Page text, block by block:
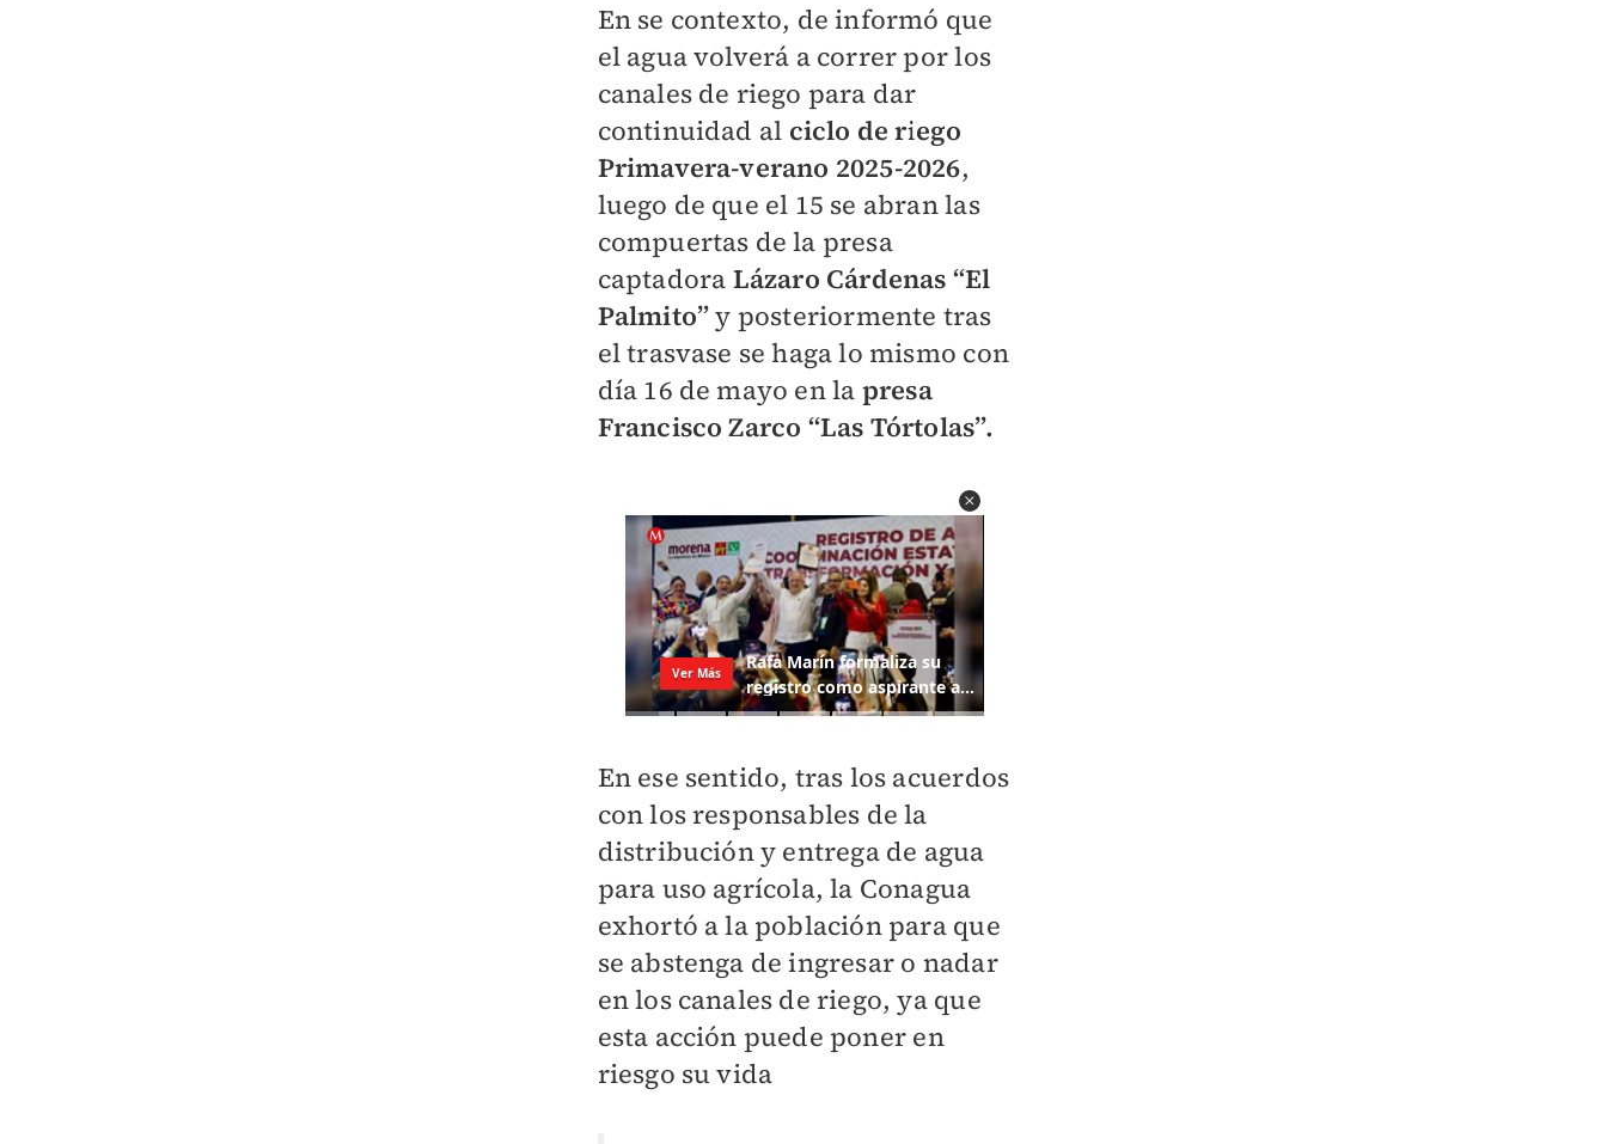
En se contexto, de informó que
el agua volverá a correr por los
canales de riego para dar
continuidad al ciclo de riego
Primavera-verano 2025-2026,
luego de que el 15 se abran las
compuertas de la presa
captadora Lázaro Cárdenas “El
Palmito”y posteriormente tras
el trasvase se haga lo mismo con
día 16 de mayo en la presa
Francisco Zarco “Las Tórtolas”.
En ese sentido, tras los acuerdos
con los responsables de la
distribución y entrega de agua
para uso agrícola, la Conagua
exhortó a la población para que
se abstenga de ingresar o nadar
en los canales de riego, ya que
esta acción puede poner en
riesgo su vida